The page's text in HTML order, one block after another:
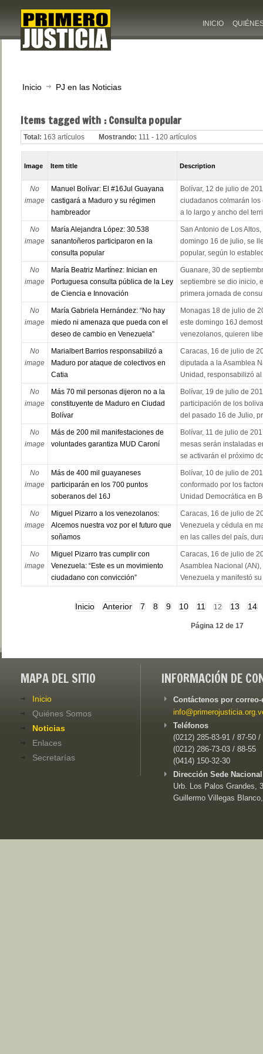
INICIO
Inicio PJ en las Noticias
Items tagged with : Consulta popular
Total: 163 artículos Mostrando: 111 - 120 artículos
Image Item title Description
No
image
Manuel Bolívar: El #16Jul Guayana
castigará a Maduro y su régimen
hambreador
Bolívar, 12 de julio de
ciudadanos colmarán
a lo largo y ancho del
No
image
María Alejandra López: 30.538
sanantoñeros participaron en la
consulta popular
San Antonio de Los
domingo 16 de julio, se
popular, según lo
No
image
María Beatriz Martínez: Inician en
Portuguesa consulta pública de la Ley
de Ciencia e Innovación
Guanare, 30 de
septiembre se dio inicio,
primera jornada de
No
image
María Gabriela Hernández: “No hay
miedo ni amenaza que pueda con el
deseo de cambio en Venezuela”
Monagas 18 de julio de
este domingo 16J
venezolanos, quieren
No
image
Marialbert Barrios responsabilizó a
Maduro por ataque de colectivos en
Catia
Caracas, 16 de julio de
diputada a la Asamblea
Unidad, responsabilizó
No
image
Más 70 mil personas dijeron no a la
constituyente de Maduro en Ciudad
Bolívar
Bolívar, 19 de julio de
participación de los
del pasado 16 de Julio,
No
image
Más de 200 mil manifestaciones de
voluntades garantiza MUD Caroní
Bolívar, 11 de julio de
mesas serán instaladas
se activarán el próximo
No
image
Más de 400 mil guayaneses
participarán en los 700 puntos
soberanos del 16J
Bolívar, 10 de julio de
conformado por los
Unidad Democrática en
No
image
Miguel Pizarro a los venezolanos:
Alcemos nuestra voz por el futuro que
soñamos
Caracas, 16 de julio de
Venezuela y cédula en
en las calles del país,
No
image
Miguel Pizarro tras cumplir con
Venezuela: “Este es un movimiento
ciudadano con convicción”
Caracas, 16 de julio de
Asamblea Nacional
Venezuela y manifestó
Inicio Anterior 7 8 9 10 11 12 13 14
Página 12 de 17
MAPA DEL SITIO
Inicio
Quiénes Somos
Noticias
Enlaces
Secretarías
INFORMACIÓN DE
Contáctenos por
Teléfonos
(0212) 285-83-91 / 87-50 /
(0212) 286-73-03 / 88-55
(0414) 150-32-30
Dirección Sede
Urb. Los Palos Grandes,
Guillermo Villegas